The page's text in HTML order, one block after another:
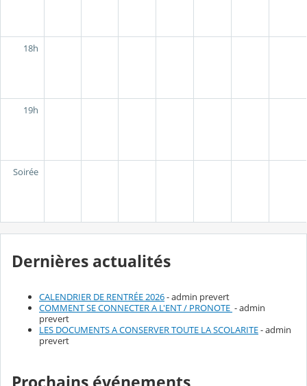
18h
19h
Soirée
Dernières actualités
CALENDRIER DE RENTRÉE 2026- admin prevert
COMMENT SE CONNECTER A L'ENT / PRONOTE - admin
prevert
LES DOCUMENTS A CONSERVER TOUTE LA SCOLARITE- admin
prevert